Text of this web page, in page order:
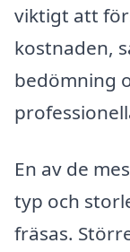
viktigt att
kostnaden,
bedömning
En av de
typ och
fräsas.